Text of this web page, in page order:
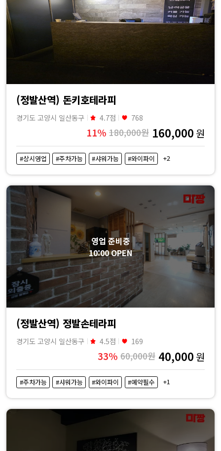
(정발산역) 돈키호테라피
경기도 고양시 일산동구 4.7점 768
11% 180,000원 160,000 원
#상시영업 #주차가능 #샤워가능 #와이파이 +2
영업 준비중
10:00 OPEN
(정발산역) 정발손테라피
경기도 고양시 일산동구 4.5점 169
33% 60,000원 40,000 원
#주차가능 #샤워가능 #와이파이 #예약필수 +1